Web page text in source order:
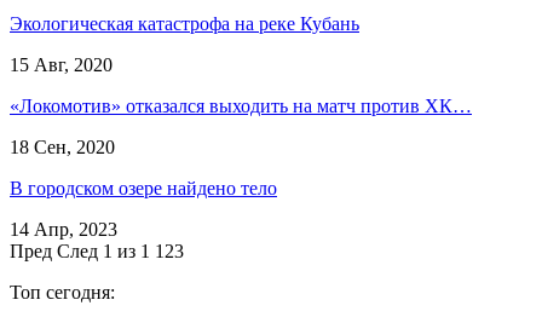
Экологическая катастрофа на реке Кубань
15 Авг, 2020
«Локомотив» отказался выходить на матч против ХК…
18 Сен, 2020
В городском озере найдено тело
14 Апр, 2023
Пред След 1 из 1 123
Топ сегодня: